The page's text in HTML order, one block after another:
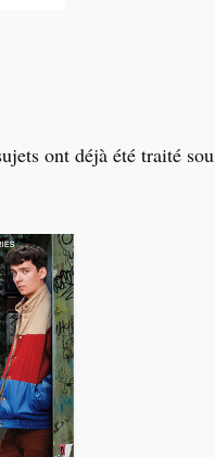
ont déjà été traité